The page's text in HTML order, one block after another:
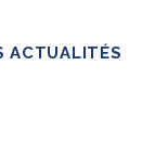
ACTUALITÉS